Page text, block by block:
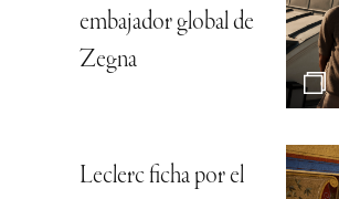
embajador global de
Zegna
Leclerc ficha por el